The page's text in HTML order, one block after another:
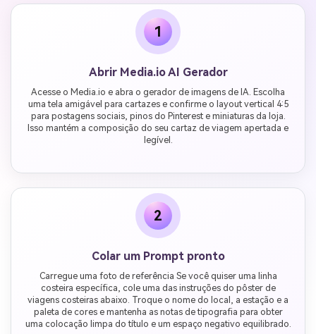
1
Abrir Media.io AI Gerador
Acesse o Media.io e abra o gerador de imagens de IA. Escolha
uma tela amigável para cartazes e confirme o layout vertical 4:5
para postagens sociais, pinos do Pinterest e miniaturas da loja.
Isso mantém a composição do seu cartaz de viagem apertada e
legível.
2
Colar um Prompt pronto
Carregue uma foto de referência Se você quiser uma linha
costeira específica, cole uma das instruções do pôster de
viagens costeiras abaixo. Troque o nome do local, a estação e a
paleta de cores e mantenha as notas de tipografia para obter
uma colocação limpa do título e um espaço negativo equilibrado.